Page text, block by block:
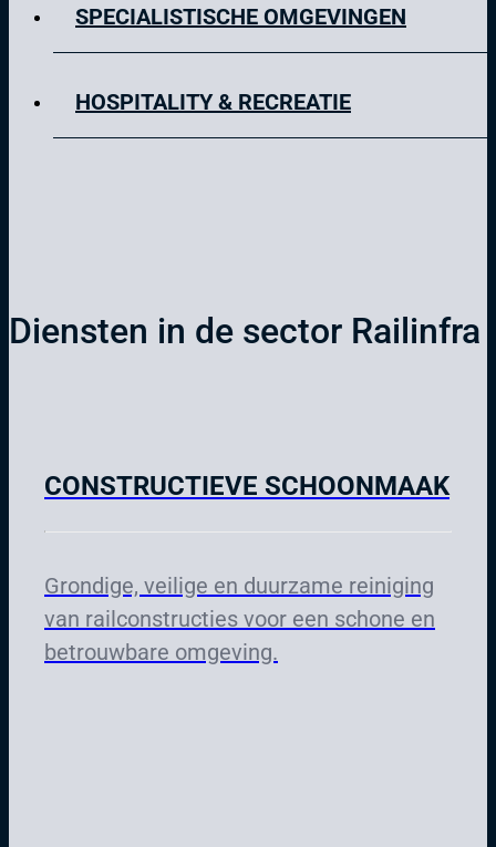
SPECIALISTISCHE OMGEVINGEN
HOSPITALITY & RECREATIE
Diensten in de sector Railinfra
CONSTRUCTIEVE SCHOONMAAK
Grondige, veilige en duurzame reiniging
van railconstructies voor een schone en
betrouwbare omgeving.